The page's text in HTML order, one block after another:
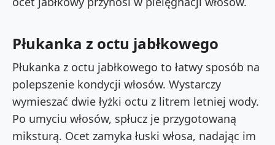
Płukanka z octu jabłkowego
Płukanka z octu jabłkowego to łatwy sposób na
polepszenie kondycji włosów. Wystarczy
wymieszać dwie łyżki octu z litrem letniej wody.
Po umyciu włosów, spłucz je przygotowaną
miksturą. Ocet zamyka łuski włosa, nadając im